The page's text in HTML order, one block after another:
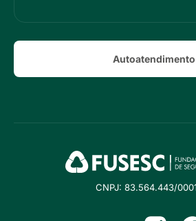
Autoatendimento
CNPJ: 83.564.443/